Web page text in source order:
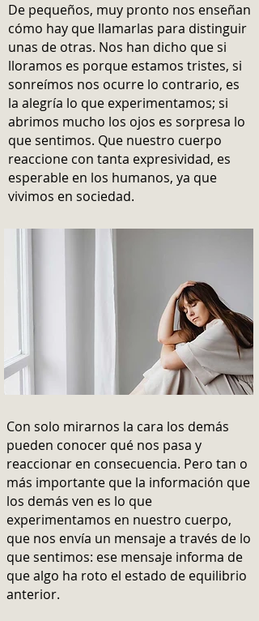
De pequeños, muy pronto nos enseñan
cómo hay que llamarlas para distinguir
unas de otras. Nos han dicho que si
lloramos es porque estamos tristes, si
sonreímos nos ocurre lo contrario, es
la alegría lo que experimentamos; si
abrimos mucho los ojos es sorpresa lo
que sentimos. Que nuestro cuerpo
reaccione con tanta expresividad, es
esperable en los humanos, ya que
vivimos en sociedad.
Con solo mirarnos la cara los demás
pueden conocer qué nos pasa y
reaccionar en consecuencia. Pero tan o
más importante que la información que
los demás ven es lo que
experimentamos en nuestro cuerpo,
que nos envía un mensaje a través de lo
que sentimos: ese mensaje informa de
que algo ha roto el estado de equilibrio
anterior.